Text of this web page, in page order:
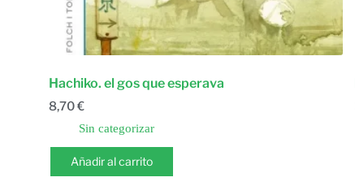
Hachiko. el gos que esperava
8,70€
Sin categorizar
Añadir al carrito